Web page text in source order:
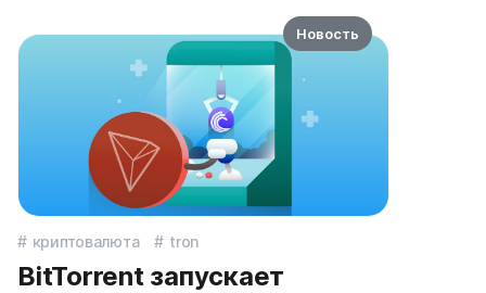
криптовалюта tron
BitTorrent запускает
Новость